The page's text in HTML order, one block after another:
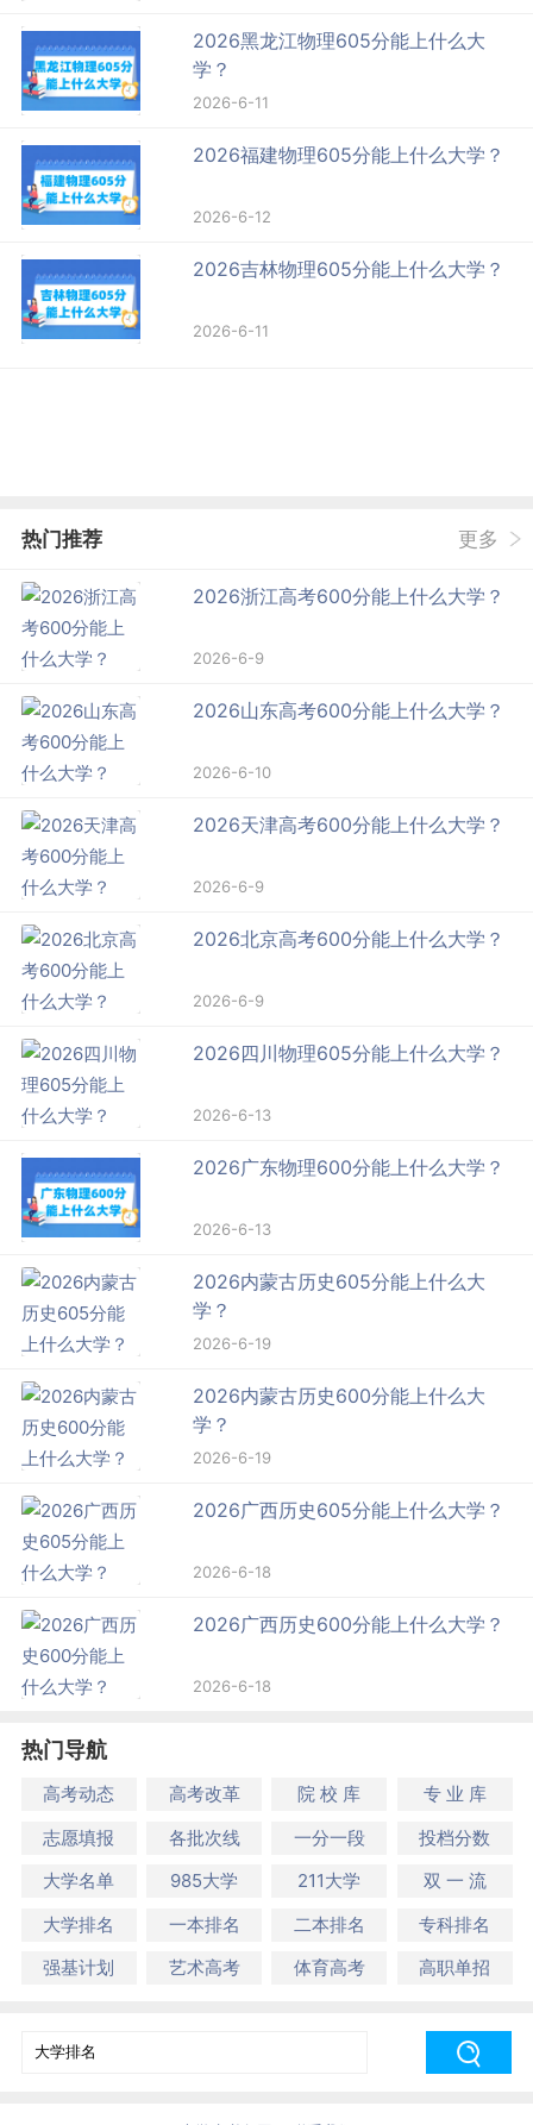
2026黑龙江物理605分能上什么大
学？
2026-6-11
2026福建物理605分能上什么大学？
2026-6-12
2026吉林物理605分能上什么大学？
2026-6-11
热门推荐 更多
2026浙江高考600分能上什么大学？
2026-6-9
2026山东高考600分能上什么大学？
2026-6-10
2026天津高考600分能上什么大学？
2026-6-9
2026北京高考600分能上什么大学？
2026-6-9
2026四川物理605分能上什么大学？
2026-6-13
2026广东物理600分能上什么大学？
2026-6-13
2026内蒙古历史605分能上什么大
学？
2026-6-19
2026内蒙古历史600分能上什么大
学？
2026-6-19
2026广西历史605分能上什么大学？
2026-6-18
2026广西历史600分能上什么大学？
2026-6-18
热门导航
高考动态 高考改革 院 校 库
专 业 库
志愿填报
各批次线 一分一段
投档分数
大学名单
985大学 211大学
双 一 流
大学排名
一本排名 二本排名
专科排名
强基计划
艺术高考 体育高考 高职单招